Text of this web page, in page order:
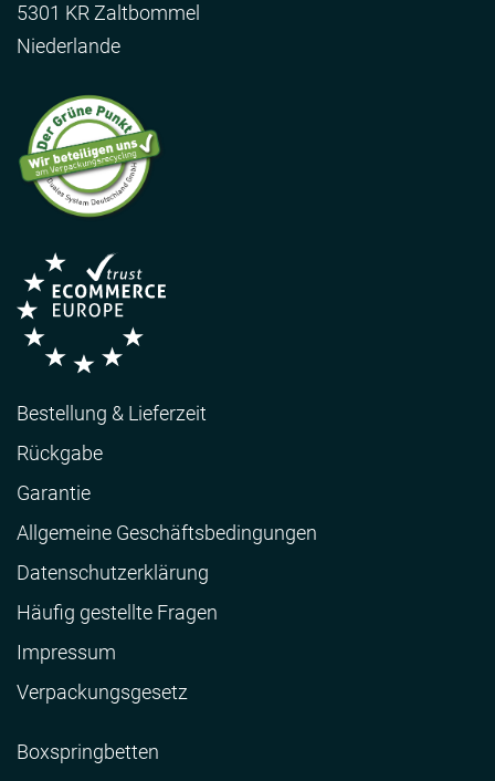
5301 KR Zaltbommel
Niederlande
Bestellung & Lieferzeit
Rückgabe
Garantie
Allgemeine Geschäftsbedingungen
Datenschutzerklärung
Häufig gestellte Fragen
Impressum
Verpackungsgesetz
Boxspringbetten